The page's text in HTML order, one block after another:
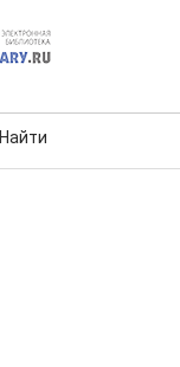
Найти